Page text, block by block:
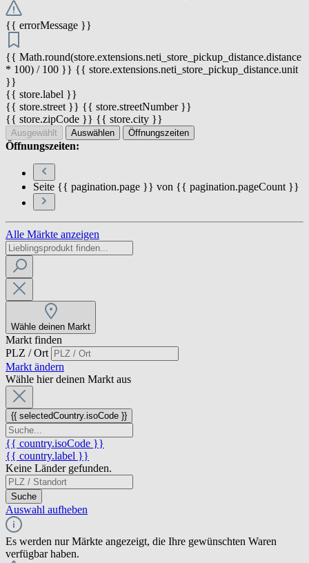
{{ errorMessage }}
{{ Math.round(store.extensions.neti_store_pickup_distance.distance
* 100) / 100 }} {{ store.extensions.neti_store_pickup_distance.unit
}}
{{ store.label }}
{{ store.street }} {{ store.streetNumber }}
{{ store.zipCode }} {{ store.city }}
Ausgewählt Auswählen Öffnungszeiten
Öffnungszeiten:
Seite {{ pagination.page }} von {{ pagination.pageCount }}
Alle Märkte anzeigen
Wähle deinen Markt
Markt finden
PLZ / Ort
Markt ändern
Wähle hier deinen Markt aus
{{ selectedCountry.isoCode }}
{{ country.isoCode }}
{{ country.label }}
Keine Länder gefunden.
Suche
Auswahl aufheben
Es werden nur Märkte angezeigt, die Ihre gewünschten Waren
verfügbar haben.